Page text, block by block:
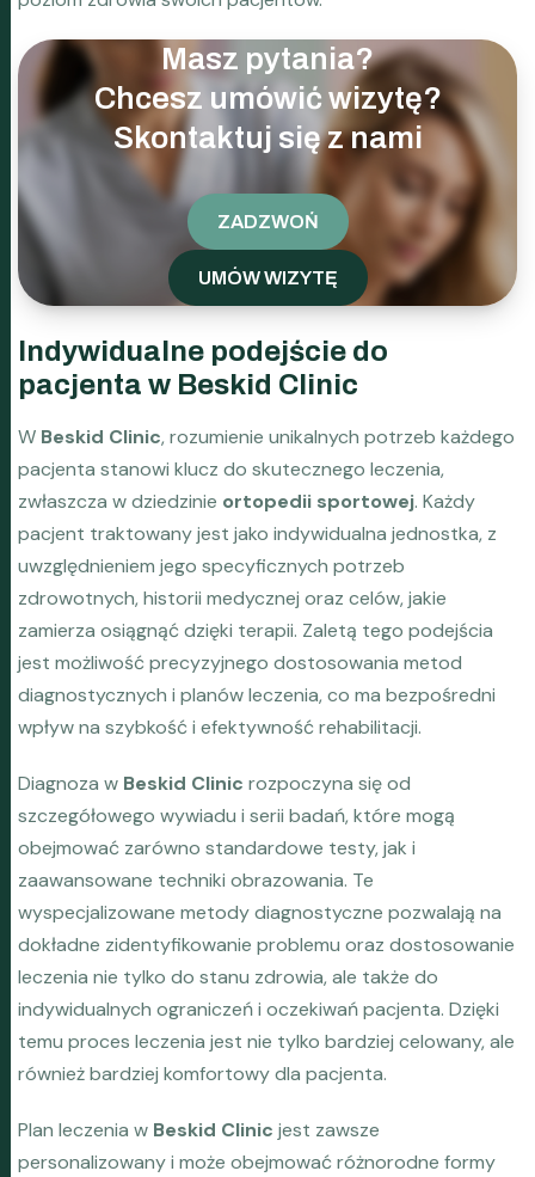
Masz pytania?
Chcesz umówić wizytę?
Skontaktuj się z nami
ZADZWOŃ
UMÓW WIZYTĘ
Indywidualne podejście do
pacjenta w Beskid Clinic
W Beskid Clinic, rozumienie unikalnych potrzeb każdego
pacjenta stanowi klucz do skutecznego leczenia,
zwłaszcza w dziedzinie ortopedii sportowej. Każdy
pacjent traktowany jest jako indywidualna jednostka, z
uwzględnieniem jego specyficznych potrzeb
zdrowotnych, historii medycznej oraz celów, jakie
zamierza osiągnąć dzięki terapii. Zaletą tego podejścia
jest możliwość precyzyjnego dostosowania metod
diagnostycznych i planów leczenia, co ma bezpośredni
wpływ na szybkość i efektywność rehabilitacji.
Diagnoza w Beskid Clinic rozpoczyna się od
szczegółowego wywiadu i serii badań, które mogą
obejmować zarówno standardowe testy, jak i
zaawansowane techniki obrazowania. Te
wyspecjalizowane metody diagnostyczne pozwalają na
dokładne zidentyfikowanie problemu oraz dostosowanie
leczenia nie tylko do stanu zdrowia, ale także do
indywidualnych ograniczeń i oczekiwań pacjenta. Dzięki
temu proces leczenia jest nie tylko bardziej celowany, ale
również bardziej komfortowy dla pacjenta.
Plan leczenia w Beskid Clinic jest zawsze
personalizowany i może obejmować różnorodne formy